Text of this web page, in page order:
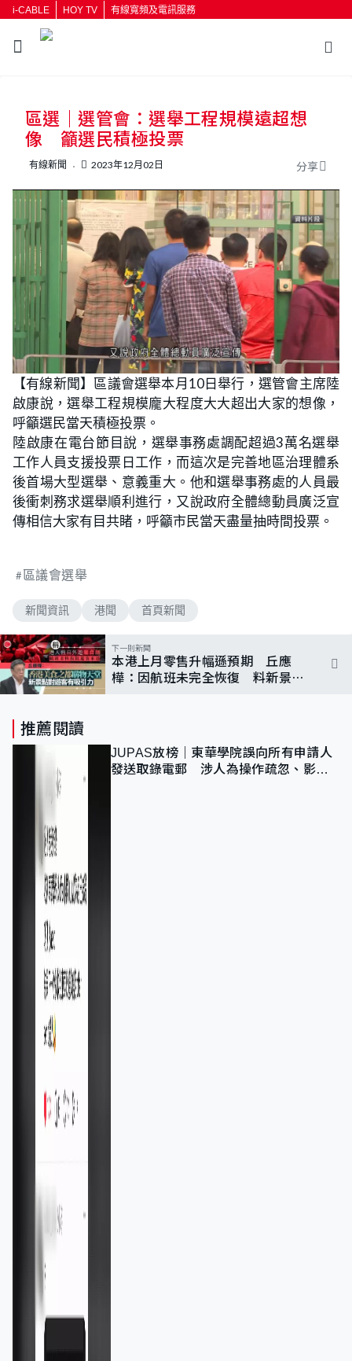
i-CABLE HOY TV 有線寬頻及電訊服務
按輸入鍵開始搜尋
區選｜選管會：選舉工程規模遠超想
像 籲選民積極投票
有線新聞 2023年12月02日 分享
【有線新聞】區議會選舉本月10日舉行，選管會主席陸
啟康說，選舉工程規模龐大程度大大超出大家的想像，
呼籲選民當天積極投票。
陸啟康在電台節目說，選舉事務處調配超過3萬名選舉
工作人員支援投票日工作，而這次是完善地區治理體系
後首場大型選舉、意義重大。他和選舉事務處的人員最
後衝刺務求選舉順利進行，又說政府全體總動員廣泛宣
傳相信大家有目共睹，呼籲市民當天盡量抽時間投票。
區議會選舉
新聞資訊 港聞 首頁新聞
下一則新聞
本港上月零售升幅遜預期 丘應
樺：因航班未完全恢復 料新景點
推薦閱讀
JUPAS放榜｜東華學院誤向所有申請人
發送取錄電郵 涉人為操作疏忽、影響